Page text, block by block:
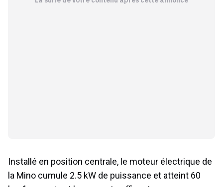
Installé en position centrale, le moteur électrique de
la Mino cumule 2.5 kW de puissance et atteint 60